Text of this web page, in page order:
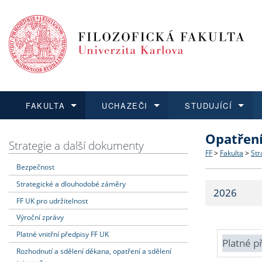
FAKULTA
Dozvědět se více
Struktura
Strategie
Fakultní
UCHAZEČI
Podat přihlášku
Co
Učitelské
STUDUJÍCÍ
Dozvědět se více
Dozvědět se více
O vědě a
Dozvědět se více
Aktuální
Strategie a další dokumenty
Bezpečnost
Strategické a dlouhodobé záměry
FF UK pro udržitelnost
Výroční zprávy
Platné vnitřní předpisy FF UK
Rozhodnutí a sdělení děkana, opatření a sdělení
FF > Fakulta >
2026
Platné